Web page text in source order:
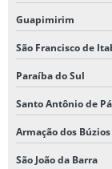
Guapimirim
São Francisco de
Paraíba do Sul
Santo Antônio de
Armação dos Búzios
São João da Barra